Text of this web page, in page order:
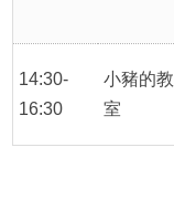
14:30-
16:30
小豬的教
室